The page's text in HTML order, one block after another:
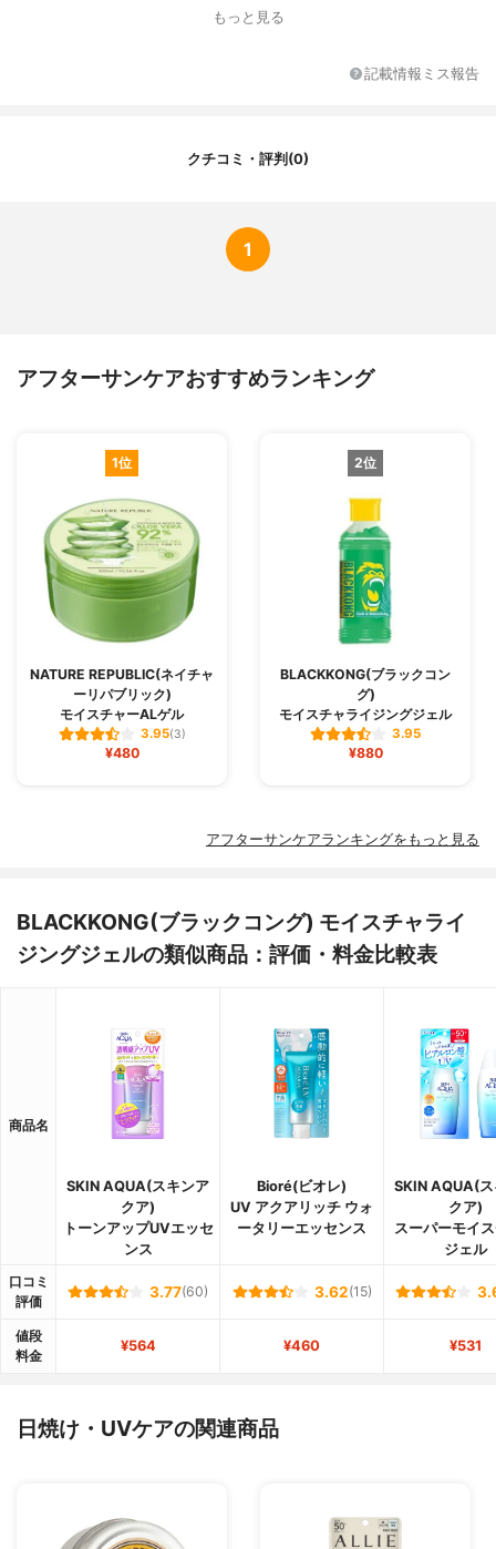
ベラ液汁、アロエベラ葉エキス、カンゾウ
K、フェノキシエタノール、メトキシケイヒ
もっと見る
記載情報ミス報告
クチコミ・評判(0)
1
アフターサンケアおすすめランキング
1位
NATURE REPUBLIC(ネイチャ
ーリパブリック)
モイスチャーALゲル
3.95(3)
¥480
2位
BLACKKONG(ブラックコン
グ)
モイスチャライジングジェル
3.95
¥880
アフターサンケアランキングをもっと見る
BLACKKONG(ブラックコング) モイスチャライ
ジングジェルの類似商品：評価・料金比較表
商品名
SKIN AQUA(スキンア
クア)
トーンアップUVエッセ
ンス
Bioré(ビオレ)
UV アクアリッチ ウォ
ータリーエッセンス
SKIN AQUA(
クア)
スーパーモイ
ジェル
口コミ
評価
3.77(60) 3.62(15)
値段
料金
¥564 ¥460 ¥531
日焼け・UVケアの関連商品